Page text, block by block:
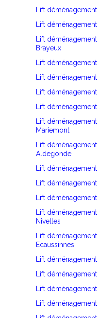
Lift déménagement
Lift déménagement
Lift
Brayeux
Lift déménagement
Lift déménagement
Lift déménagement
Lift déménagement
Lift
Mariemont
Lift déménagement
Aldegonde
Lift déménagement
Lift déménagement
Lift déménagement
Lift déménagement
Nivelles
Lift
Ecaussinnes
Lift déménagement
Lift
Lift déménagement
Lift déménagement